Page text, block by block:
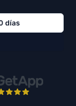
días